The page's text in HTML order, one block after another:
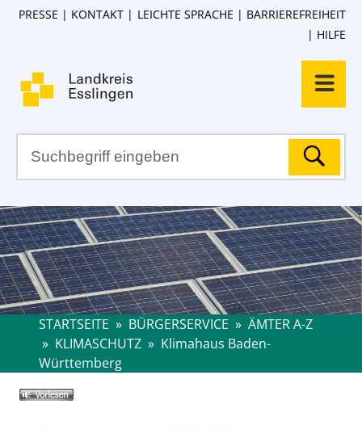
PRESSE KONTAKT LEICHTE SPRACHE
BARRIEREFREIHEIT
HILFE
STARTSEITE » BÜRGERSERVICE » ÄMTER A-Z
» KLIMASCHUTZ » Klimahaus Baden-
Württemberg